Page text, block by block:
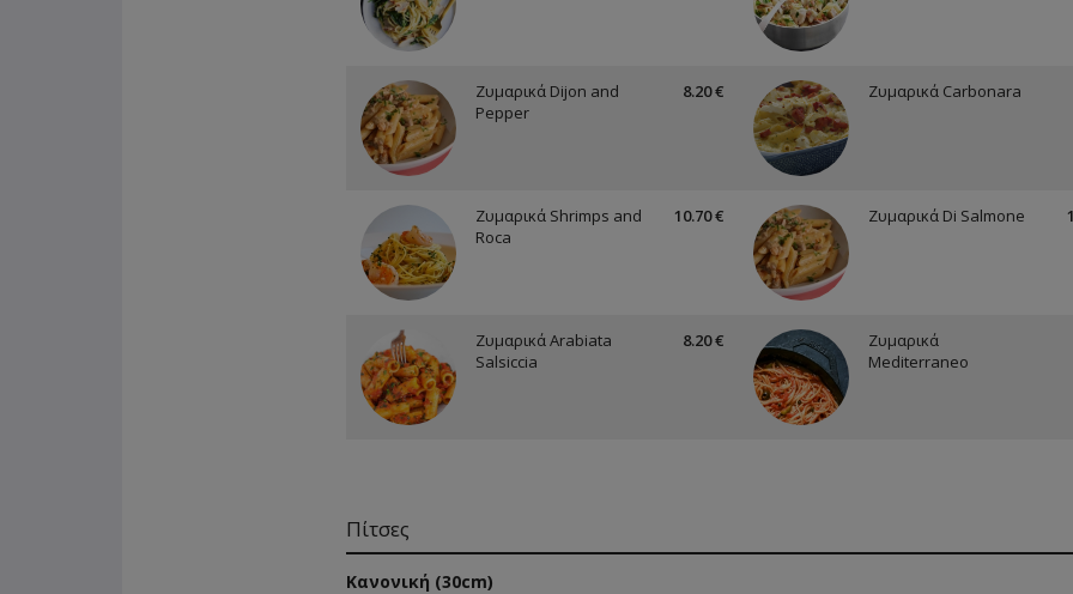
Ζυμαρικά Dijon and
Pepper
8.20 € Ζυμαρικά Carbonara
Ζυμαρικά Shrimps and
Roca
10.70 € Ζυμαρικά Di Salmone
Ζυμαρικά Arabiata
Salsiccia
8.20 €
Ζυμαρικά
Mediterraneo
Πίτσες
Κανονική (30cm)